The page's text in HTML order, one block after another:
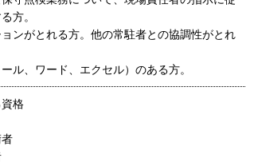
方。
ンがとれる方。他の常駐者との協調性がとれ
ル、ワード、エクセル）のある方。
格